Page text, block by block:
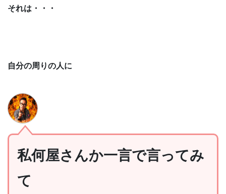
それは・・・
自分の周りの人に
私何屋さんか一言で言ってみ
て